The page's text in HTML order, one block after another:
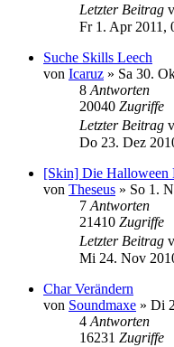
Letzter Beitrag
Fr 1. Apr 2011,
Suche Skills Leech
von Icaruz » Sa 30.
8 Antworten
20040 Zugriffe
Letzter Beitrag
Do 23. Dez
[Skin] Die Halloween
von Theseus » So 1.
7 Antworten
21410 Zugriffe
Letzter Beitrag
Mi 24. Nov
Char Verändern
von Soundmaxe » Di
4 Antworten
16231 Zugriffe